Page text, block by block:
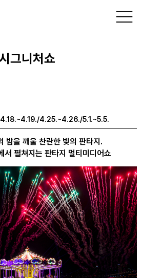
그니처쇼
4.25.~4.26./5.1.~5.5.
밤을 깨울 찬란한 빛의 판타지.
서 펼쳐지는 판타지 멀티미디어쇼